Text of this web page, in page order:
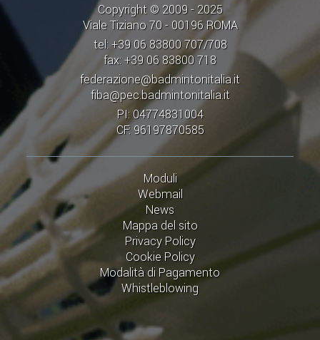
Copyright © 2009 - 2025
Viale Tiziano 70 - 00196 ROMA
tel: +39 06 83800 707/708
fax: +39 06 83800 718
federazione@badmintonitalia.it
fiba@pec.badmintonitalia.it
PI: 04774831004
CF: 96197870585
Moduli
Webmail
News
Mappa del sito
Privacy Policy
Cookie Policy
Modalità di Pagamento
Whistleblowing